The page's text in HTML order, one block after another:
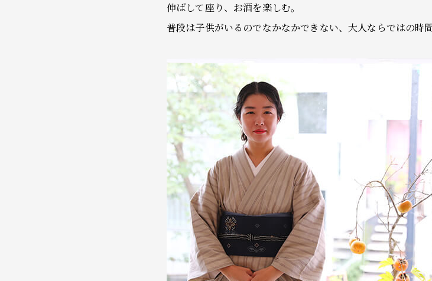
伸ばして座り、お酒を楽しむ。
普段は子供がいるのでなかなかできない、大人ならではの時